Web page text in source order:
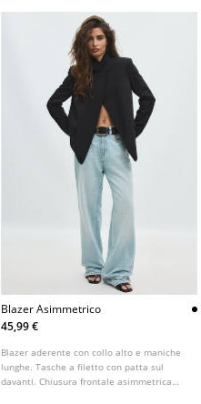
Blazer Asimmetrico
45,99 €
Blazer aderente con collo alto e maniche
lunghe. Tasche a filetto con patta sul
davanti. Chiusura frontale asimmetrica